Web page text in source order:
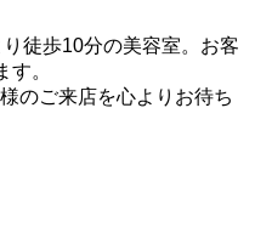
徒歩10分の美容室。お客
。
のご来店を心よりお待ち